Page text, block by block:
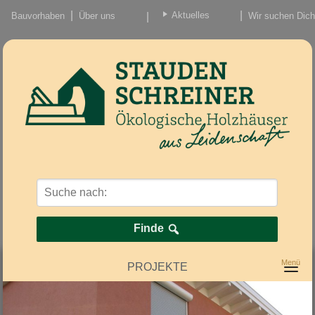
Bauvorhaben Über uns
Aktuelles
Nachrichten/Einzug
Wir suchen
Finde
PROJEKTE